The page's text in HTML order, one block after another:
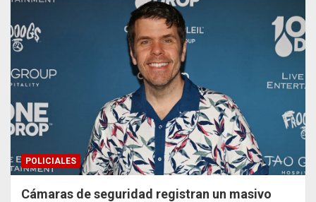
POLICIALES
Cámaras de seguridad registran un masivo